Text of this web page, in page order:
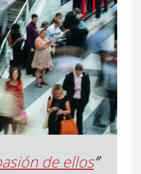
de ellos”